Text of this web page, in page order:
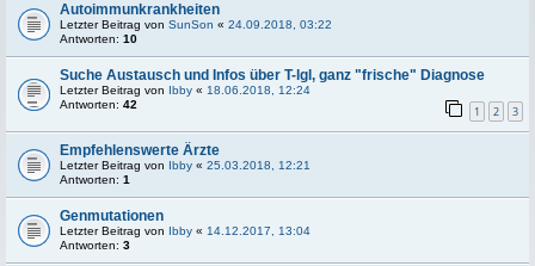
Autoimmunkrankheiten
Letzter Beitrag von SunSon « 24.09.2018, 03:22
Antworten: 10
Suche Austausch und Infos über T-lgl, ganz "frische" Diagnose
Letzter Beitrag von Ibby « 18.06.2018, 12:24
Antworten: 42 1 2 3
Empfehlenswerte Ärzte
Letzter Beitrag von Ibby « 25.03.2018, 12:21
Antworten: 1
Genmutationen
Letzter Beitrag von Ibby « 14.12.2017, 13:04
Antworten: 3